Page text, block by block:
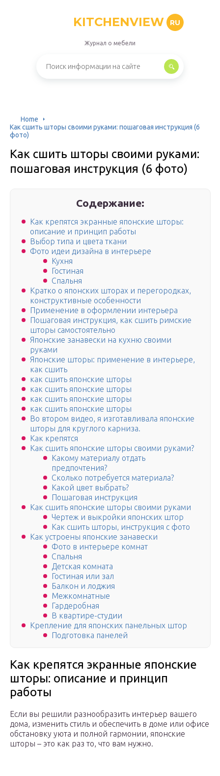
KITCHENVIEW RU
Журнал о мебели
Home
Как сшить шторы своими руками: пошаговая инструкция (6
фото)
Как сшить шторы своими руками:
пошаговая инструкция (6 фото)
Содержание:
Как крепятся экранные японские шторы:
описание и принцип работы
Выбор типа и цвета ткани
Фото идеи дизайна в интерьере
Кухня
Гостиная
Спальня
Кратко о японских шторах и перегородках,
конструктивные особенности
Применение в оформлении интерьера
Пошаговая инструкция, как сшить римские
шторы самостоятельно
Японские занавески на кухню своими
руками
Японские шторы: применение в интерьере,
как сшить
как сшить японские шторы
как сшить японские шторы
как сшить японские шторы
как сшить японские шторы
Во втором видео, я изготавливала японские
шторы для круглого карниза.
Как крепятся
Как сшить японские шторы своими руками?
Какому материалу отдать
предпочтения?
Сколько потребуется материала?
Какой цвет выбрать?
Пошаговая инструкция
Как сшить японские шторы своими руками
Чертеж и выкройки японских штор
Как сшить шторы, инструкция с фото
Как устроены японские занавески
Фото в интерьере комнат
Спальня
Детская комната
Гостиная или зал
Балкон и лоджия
Межкомнатные
Гардеробная
В квартире-студии
Крепление для японских панельных штор
Подготовка панелей
Как крепятся экранные японские
шторы: описание и принцип
работы
Если вы решили разнообразить интерьер вашего
дома, изменить стиль и обеспечить в доме или офисе
обстановку уюта и полной гармонии, японские
шторы – это как раз то, что вам нужно.